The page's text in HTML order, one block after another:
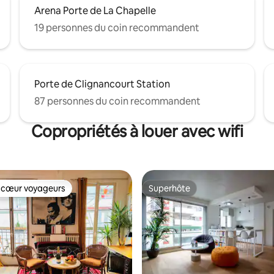
Arena Porte de La Chapelle
19 personnes du coin recommandent
Porte de Clignancourt Station
87 personnes du coin recommandent
Copropriétés à louer avec wifi
cœur voyageurs
voyageurs Superhôte
Superhôte